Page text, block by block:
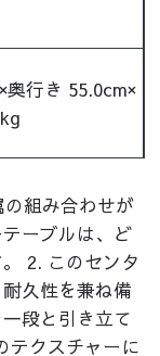
奥行き 55.0cm×
組み合わせが
ーブルは、ど
2. このセンタ
久性を兼ね備
段と引き立て
テクスチャーに